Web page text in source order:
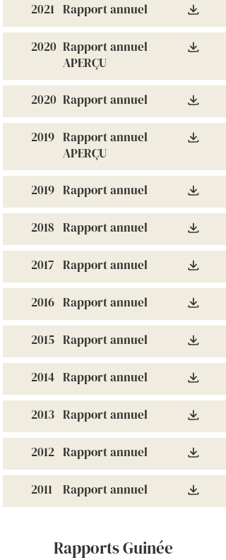
2021 Rapport annuel
2020 Rapport annuel
APERÇU
2020 Rapport annuel
2019 Rapport annuel
APERÇU
2019 Rapport annuel
2018 Rapport annuel
2017 Rapport annuel
2016 Rapport annuel
2015 Rapport annuel
2014 Rapport annuel
2013 Rapport annuel
2012 Rapport annuel
2011 Rapport annuel
Rapports Guinée